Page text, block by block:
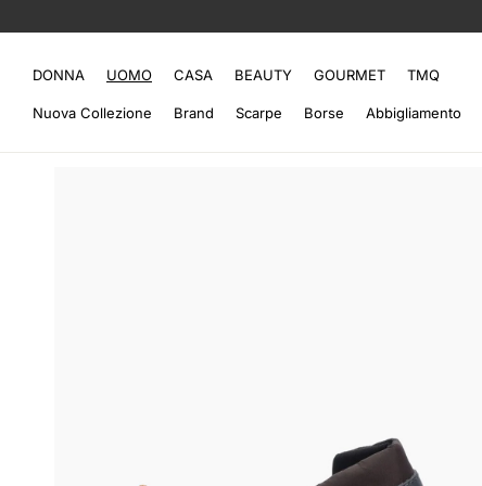
DONNA UOMO CASA BEAUTY GOURMET TMQ
Nuova Collezione Brand Scarpe Borse Abbigliamento